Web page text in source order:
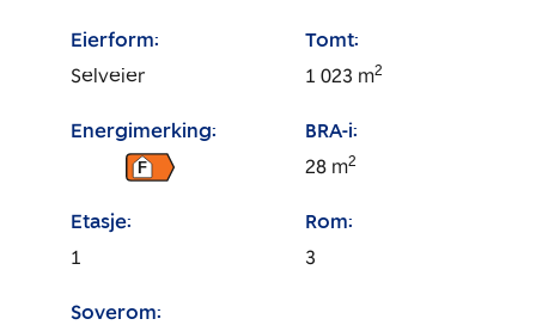
Eierform:
Selveier
Tomt:
1 023 m2
Energimerking:
F
BRA-i:
28 m2
Etasje:
1
Rom:
3
Soverom: